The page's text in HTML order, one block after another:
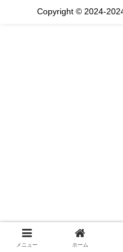
Copyright © 2024-
メニュー ホーム